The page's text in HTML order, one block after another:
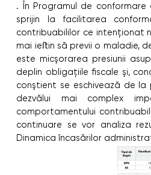
. În Programul de
sprijin la facilitarea
contribuabililor ce intenţionat
mai ieﬅin să previi o maladie,
este micşorarea presiunii
deplin obligaţiile ﬁscale şi,
conştient se eschivează de
dezvălui mai complex
comportamentului
continuare se vor analiza
Dinamica încasărilor